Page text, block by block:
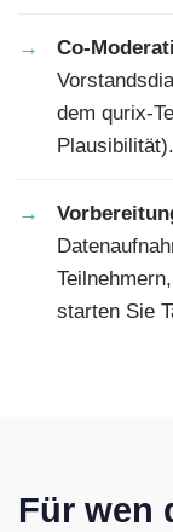
Co-
dem qurix-
Plausibilität).
starten Sie
Für wen